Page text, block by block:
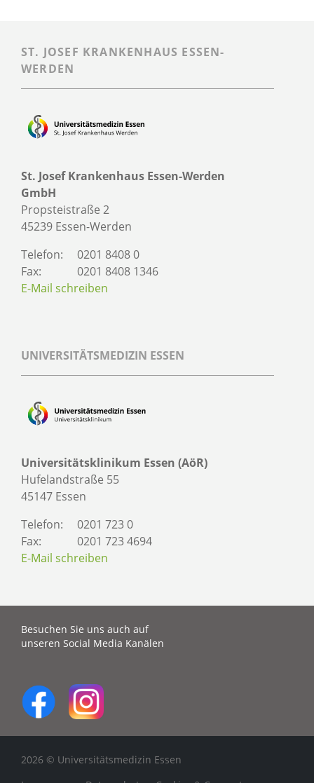
ST. JOSEF KRANKENHAUS ESSEN-
WERDEN
St. Josef Krankenhaus Essen-Werden
GmbH
Propsteistraße 2
45239 Essen-Werden
Telefon:
0201 8408 0
Fax:
0201 8408 1346
E-Mail schreiben
UNIVERSITÄTSMEDIZIN ESSEN
Universitätsklinikum Essen (AöR)
Hufelandstraße 55
45147 Essen
Telefon:
0201 723 0
Fax:
0201 723 4694
E-Mail schreiben
Besuchen Sie uns auch auf
unseren Social Media Kanälen
2026 © Universitätsmedizin Essen